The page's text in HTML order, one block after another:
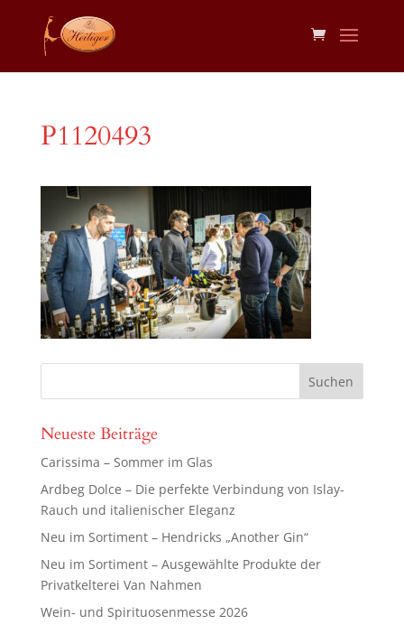
P1120493
Neueste Beiträge
Carissima – Sommer im Glas
Ardbeg Dolce – Die perfekte Verbindung von Islay-
Rauch und italienischer Eleganz
Neu im Sortiment – Hendricks „Another Gin“
Neu im Sortiment – Ausgewählte Produkte der
Privatkelterei Van Nahmen
Wein- und Spirituosenmesse 2026